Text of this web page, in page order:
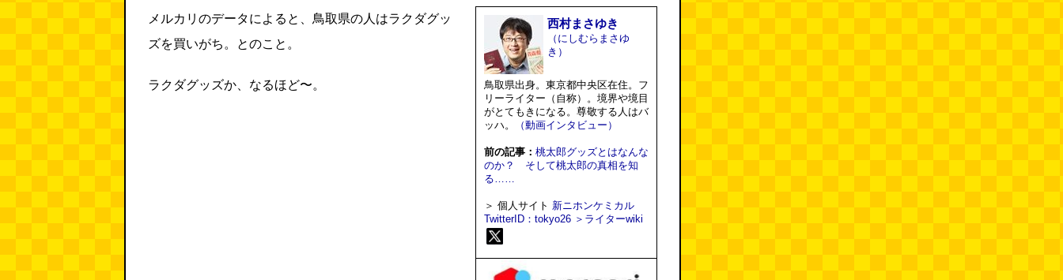
メルカリのデータによると、鳥取県の人はラクダグッ
ズを買いがち。とのこと。
ラクダグッズか、なるほど〜。
西村まさゆき
（にしむらまさゆ
き）
鳥取県出身。東京都中央区在住。フ
リーライター（自称）。境界や境目
がとてもきになる。尊敬する人はバ
ッハ。
（動画インタビュー）
前の記事： 桃太郎グッズとはなんな
のか？ そして桃太郎の真相を知
る……
＞ 個人サイト 新ニホンケミカル
TwitterID：tokyo26 ＞ライターwiki